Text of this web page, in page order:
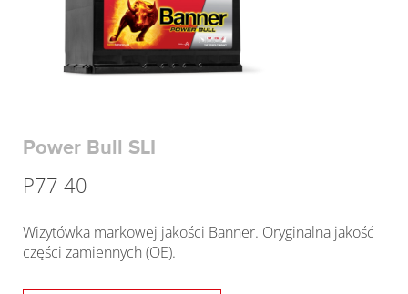
Power Bull SLI
P77 40
Wizytówka markowej jakości Banner. Oryginalna jakość
części zamiennych (OE).